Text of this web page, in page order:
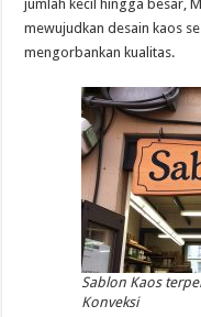
jumlah kecil hingga besar,
mewujudkan desain kaos
mengorbankan kualitas.
Sablon Kaos
Konveksi